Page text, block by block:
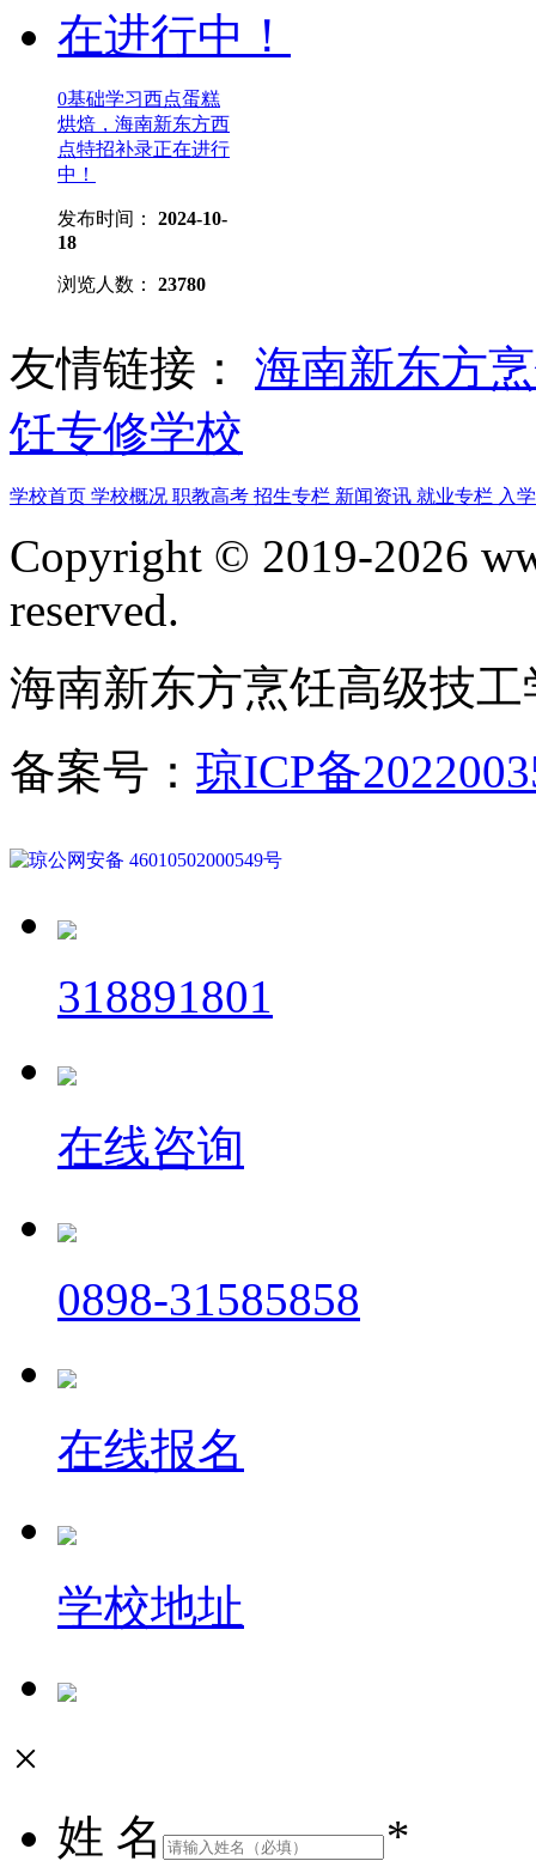
0基础学习西点蛋糕
烘焙，海南新东方西
点特招补录正在进行
中！
发布时间： 2024-10-
18
浏览人数： 23780
友情链接：
海南新东方
饪专修学校
学校首页 学校概况 职教高考 招生专栏 新闻资讯 就业专栏 入
Copyright © 2019-2026
reserved.
海南新东方烹饪高级技
备案号： 琼ICP备
琼公网安备 46010502000549号
318891801
在线咨询
0898-31585858
在线报名
学校地址
×
姓 名
*